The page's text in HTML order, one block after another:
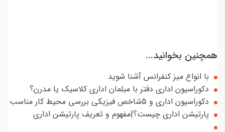
همچنین بخوانید...
با انواع میز کنفرانس آشنا شوید
دکوراسیون اداری دفتر با مبلمان اداری کلاسیک یا مدرن؟
دکوراسیون اداری و 5شاخص فیزیكی بررسی محیط كار مناسب
پارتیشن اداری چیست؟|مفهوم و تعریف پارتیشن اداری